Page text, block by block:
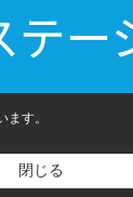
す。
閉じる